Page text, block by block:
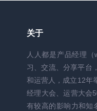
关于
人人都是产品经理
习、交流、分享平台
和运营人，成立12年
经理大会、运营大会
有较高的影响力和知